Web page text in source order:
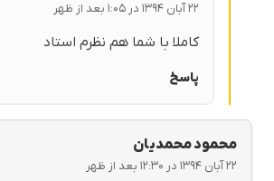
۲۲ آبان ۱۳۹۴ در ۱:۰۵ بعد از ظهر
کاملا با شما هم نظرم استاد
پاسخ
محمود محمدیان
۲۲ آبان ۱۳۹۴ در ۱۲:۳۰ بعد از ظهر